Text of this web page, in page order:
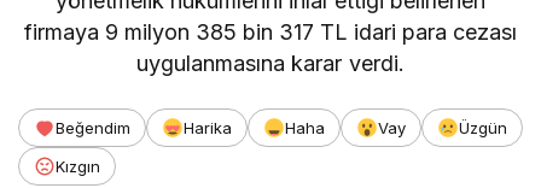
firmaya 9 milyon 385 bin 317 TL idari para cezası
uygulanmasına karar verdi.
Beğendim Harika Haha Vay
Üzgün
Kızgın